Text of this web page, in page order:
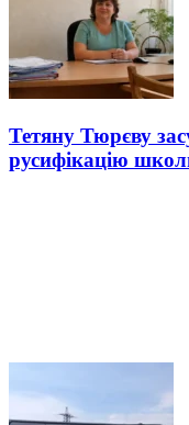
Тетяну Тюрєву
русифікацію